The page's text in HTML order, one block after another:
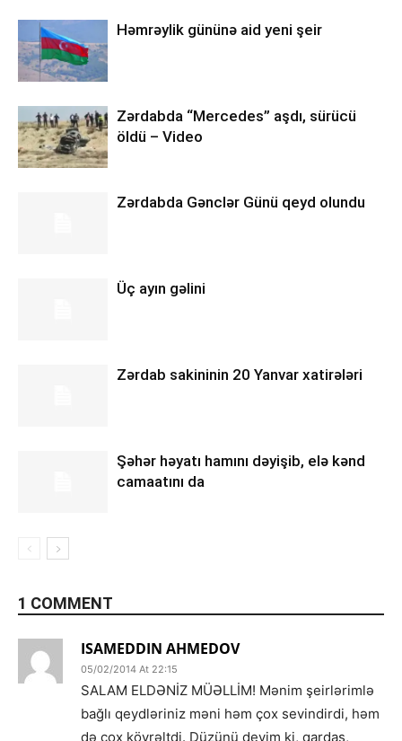
Həmrəylik gününə aid yeni şeir
Zərdabda “Mercedes” aşdı, sürücü
öldü – Video
Zərdabda Gənclər Günü qeyd olundu
Üç ayın gəlini
Zərdab sakininin 20 Yanvar xatirələri
Şəhər həyatı hamını dəyişib, elə kənd
camaatını da
1 COMMENT
ISAMEDDIN AHMEDOV
05/02/2014 At 22:15
SALAM ELDƏNİZ MÜƏLLİM! Mənim şeirlərimlə
bağlı qeydləriniz məni həm çox sevindirdi, həm
də çox kövrəltdi. Düzünü deyim ki, qardaş,